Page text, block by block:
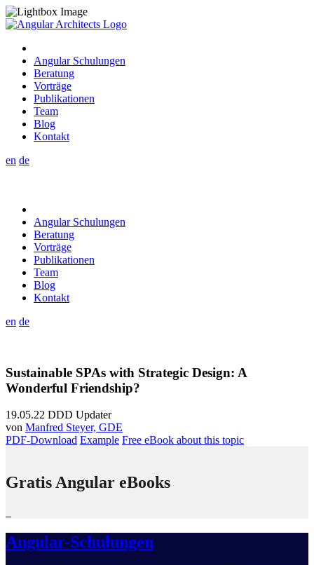
Angular Schulungen
Beratung
Vorträge
Publikationen
Team
Blog
Kontakt
en de
Angular Schulungen
Beratung
Vorträge
Publikationen
Team
Blog
Kontakt
en de
Sustainable SPAs with Strategic Design: A
Wonderful Friendship?
19.05.22 DDD Updater
von Manfred Steyer, GDE
PDF-Download Example Free eBook about this topic
Gratis Angular eBooks
Angular-Schulungen